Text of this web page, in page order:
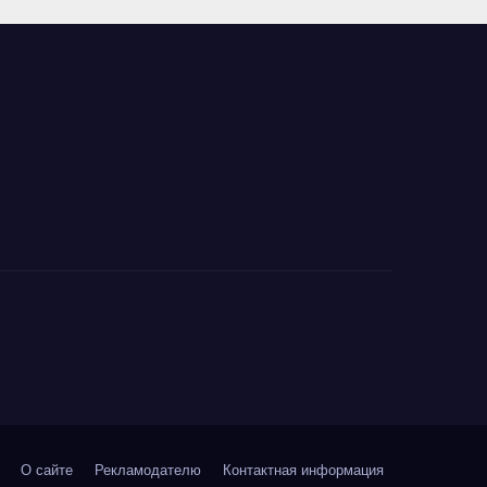
балаганом
О сайте Рекламодателю Контактная информация